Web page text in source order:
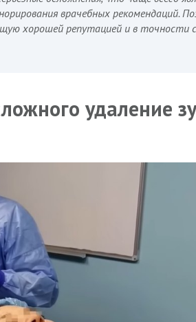
врачебных рекомендаций.
хорошей репутацией и в точности
удаление